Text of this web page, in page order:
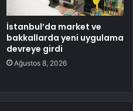
İstanbul’da market ve
bakkallarda yeni uygulama
devreye girdi
Ağustos 8, 2026